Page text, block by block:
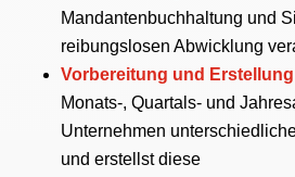
Mandantenbuchhaltung und
reibungslosen Abwicklung
Vorbereitung und
Monats-, Quartals- und
Unternehmen
und erstellst diese